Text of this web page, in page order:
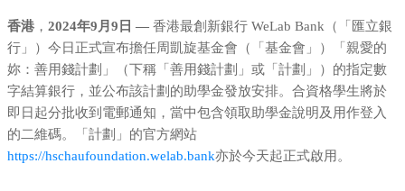
香港 ， 2024年9月9日 — 香港最創新銀行 WeLab Bank（「匯立銀
行」）今日正式宣布擔任周凱旋基金會（「基金會」）「親愛的
妳：善用錢計劃」（下稱「善用錢計劃」或「計劃」）的指定數
字結算銀行，並公布該計劃的助學金發放安排。合資格學生將於
即日起分批收到電郵通知，當中包含領取助學金說明及用作登入
的二維碼。「計劃」的官方網站
https://hschaufoundation.welab.bank亦於今天起正式啟用。